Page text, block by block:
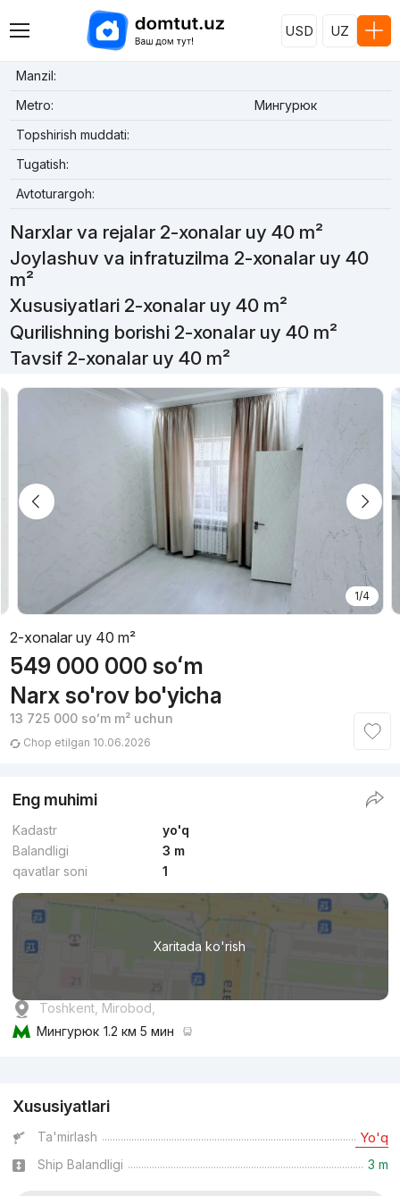
USD UZ
Manzil:
Metro:
Мингурюк
Topshirish muddati:
Tugatish:
Avtoturargoh:
Narxlar va rejalar 2-xonalar uy 40 m²
Joylashuv va infratuzilma 2-xonalar uy 40
m²
Xususiyatlari 2-xonalar uy 40 m²
Qurilishning borishi 2-xonalar uy 40 m²
Tavsif 2-xonalar uy 40 m²
1/4
2-xonalar uy 40 m²
549 000 000 soʻm
Narx so'rov bo'yicha
13 725 000 soʻmm² uchun
Chop etilgan 10.06.2026
Eng muhimi
Kadastr
yo'q
Balandligi
3 m
qavatlar soni
1
Xaritada ko'rish
Toshkent, Mirobod,
Мингурюк 1.2 км 5 мин
Xususiyatlari
Ta'mirlash Yo'q
Ship Balandligi 3 m